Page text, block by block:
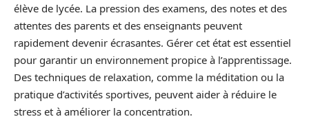
élève de lycée. La pression des examens, des notes et des
attentes des parents et des enseignants peuvent
rapidement devenir écrasantes. Gérer cet état est essentiel
pour garantir un environnement propice à l’apprentissage.
Des techniques de relaxation, comme la méditation ou la
pratique d’activités sportives, peuvent aider à réduire le
stress et à améliorer la concentration.